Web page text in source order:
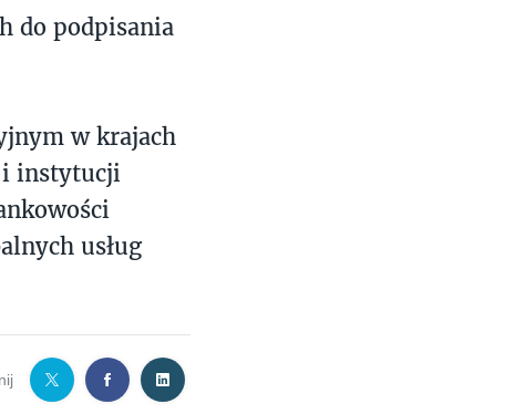
do podpisania
w krajach
i instytucji
usług